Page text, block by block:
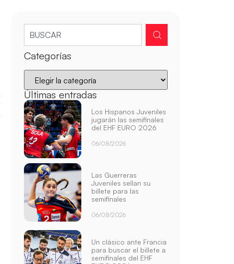
Categorías
Últimas entradas
Los Hispanos Juveniles
jugarán las semifinales
del EHF EURO 2026
06/08/2026
Las Guerreras
Juveniles sellan su
billete para las
semifinales
06/08/2026
Un clásico ante Francia
para buscar el billete a
semifinales del EHF